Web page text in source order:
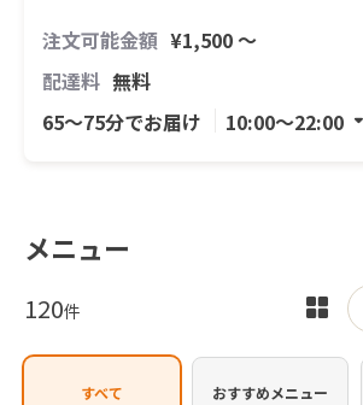
注文可能金額 ¥1,500 〜
配達料 無料
65〜75分でお届け
10:00〜22:00
メニュー
120件
表
を
すべて おすすめメニュー